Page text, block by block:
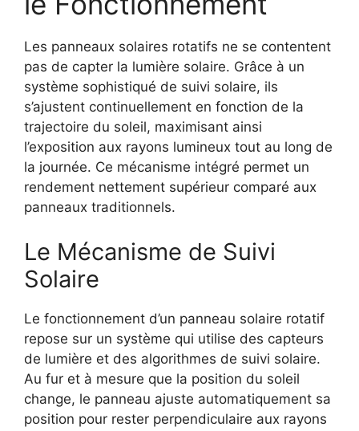
Les panneaux solaires rotatifs ne se contentent
pas de capter la lumière solaire. Grâce à un
système sophistiqué de suivi solaire, ils
s’ajustent continuellement en fonction de la
trajectoire du soleil, maximisant ainsi
l’exposition aux rayons lumineux tout au long de
la journée. Ce mécanisme intégré permet un
rendement nettement supérieur comparé aux
panneaux traditionnels.
Le Mécanisme de Suivi
Solaire
Le fonctionnement d’un panneau solaire rotatif
repose sur un système qui utilise des capteurs
de lumière et des algorithmes de suivi solaire.
Au fur et à mesure que la position du soleil
change, le panneau ajuste automatiquement sa
position pour rester perpendiculaire aux rayons